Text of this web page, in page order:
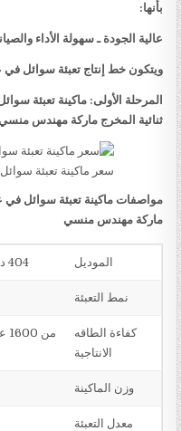
بأنها:
عالية الجودة ـ سهولة الأداء
ويتكون خط إنتاج تعبئة سوائل في
ثنائية المخرج ماركة مهندس منسي
سعر ماكينة تعبئة
ماركة مهندس منسي
الموديل 404 دبل اي ثنائية المخرج ماركة مهندس منسي
نمط التعبئة
كفاءة الطاقه
الانتاجية
وزن الماكينة
معدل التعبئة